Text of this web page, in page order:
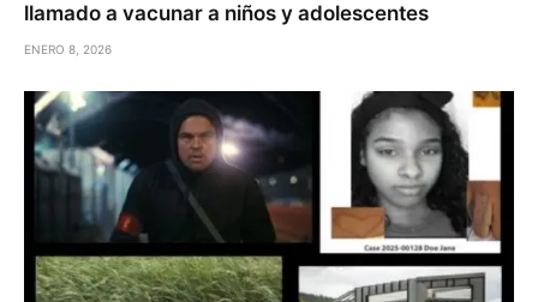
llamado a vacunar a niños y adolescentes
ENERO 8, 2026